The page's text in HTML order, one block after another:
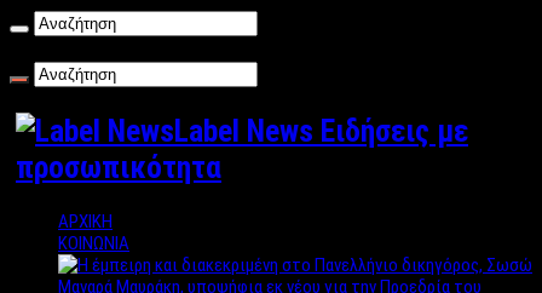
Label News Ειδήσεις με
προσωπικότητα
ΑΡΧΙΚΗ
ΚΟΙΝΩΝΙΑ